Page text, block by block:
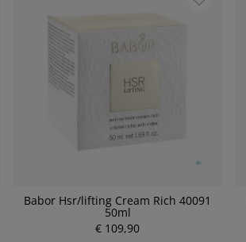
Babor Hsr/lifting Cream Rich 40091
50ml
€ 109,90
P